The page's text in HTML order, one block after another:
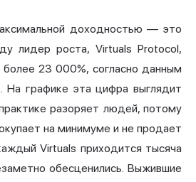
доходностью — это
лидер роста, Virtuals Protocol,
23 000%, согласно данным
. На графике эта цифра выглядит
разоряет людей, потому
на минимуме и не продает
Virtuals приходится тысяча
обесценились. Выжившие